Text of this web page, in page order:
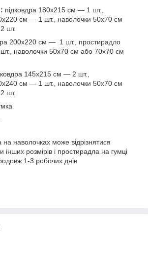
підковдра 180х215 см — 1 шт.,
см — 1 шт., наволочки 50х70 см
шт.
200х220 см — 1 шт., простирадло
наволочки 50х70 см або 70х70 см
145х215 см — 2 шт.,
см — 1 шт., наволочки 50х70 см
шт.
наволочках може відрізнятися
розмірів і простирадла на гумці
1-3 робочих днів